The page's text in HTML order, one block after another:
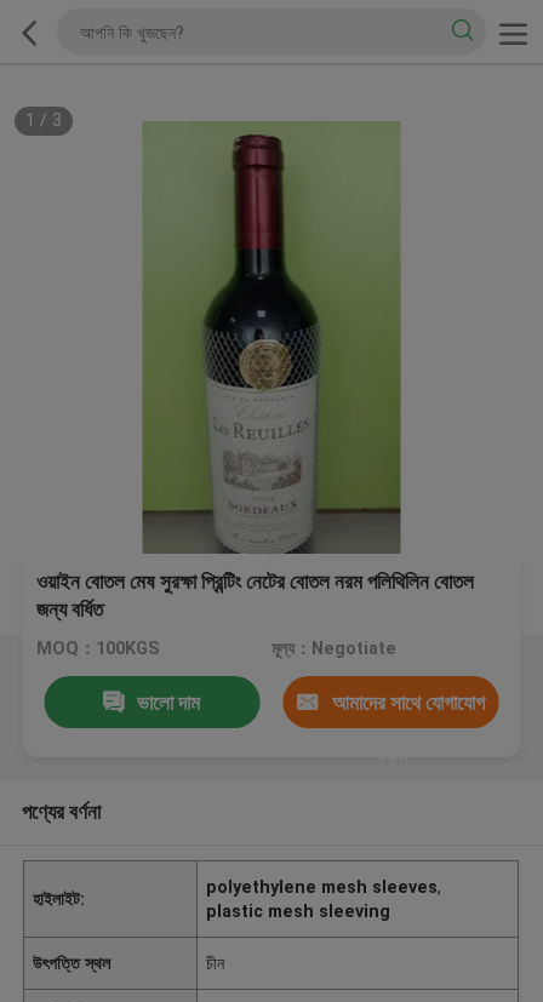
1 / 3
ওয়াইন বোতল মেষ সুরক্ষা প্রিন্টিং নেটের বোতল নরম পলিথিলিন বোতল
জন্য বর্ধিত
MOQ：100KGS মূল্য：Negotiate
ভালো দাম আমাদের সাথে যোগাযোগ
পণ্যের বর্ণনা
হাইলাইট:
polyethylene mesh sleeves,
plastic mesh sleeving
উৎপত্তি স্থল চীন